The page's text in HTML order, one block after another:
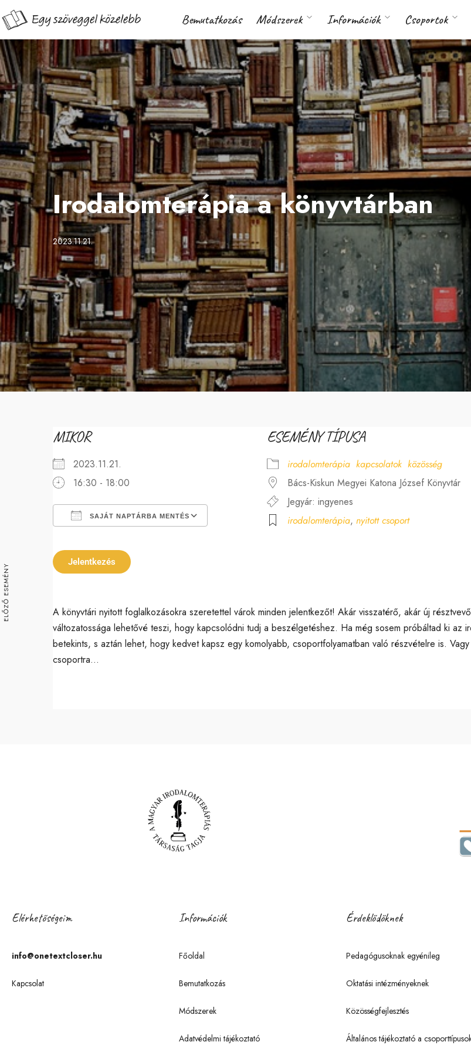
Bemutatkozás Módszerek Információk Csoportok
Irodalomterápia a könyvtárban
2023.11.21.
MIKOR
2023.11.21.
16:30 - 18:00
SAJÁT NAPTÁRBA MENTÉS
Jelentkezés
ESEMÉNY TÍPUSA
irodalomterápia kapcsolatok közösség
Bács-Kiskun Megyei Katona József Könyvtár
Jegyár: ingyenes
irodalomterápia, nyitott csoport
A könyvtári nyitott foglalkozásokra szeretettel várok minden jelentkezőt! Akár visszatérő, akár új
változatossága lehetővé teszi, hogy kapcsolódni tudj a beszélgetéshez. Ha még sosem próbáltad ki az
betekints, s aztán lehet, hogy kedvet kapsz egy komolyabb, csoportfolyamatban való részvételre is.
csoportra…
ELŐZŐ ESEMÉNY
Elérhetőségeim
info@onetextcloser.hu
Kapcsolat
Információk
Főoldal
Bemutatkozás
Módszerek
Adatvédelmi tájékoztató
Érdeklődőknek
Pedagógusoknak egyénileg
Oktatási intézményeknek
Közösségfejlesztés
Általános tájékoztató a